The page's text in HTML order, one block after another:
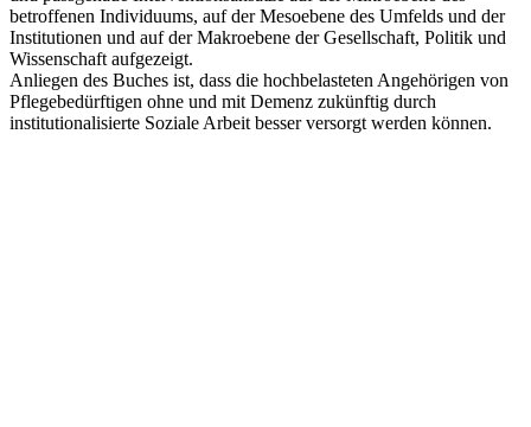
betroffenen Individuums, auf der Mesoebene des Umfelds und der
Institutionen und auf der Makroebene der Gesellschaft, Politik und
Wissenschaft aufgezeigt.
Anliegen des Buches ist, dass die hochbelasteten Angehörigen von
Pflegebedürftigen ohne und mit Demenz zukünftig durch
institutionalisierte Soziale Arbeit besser versorgt werden können.